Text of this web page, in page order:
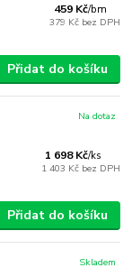
459 Kč/bm
379 Kč bez DPH
Přidat do košíku
1 698 Kč/ks
1 403 Kč bez DPH
Na dotaz
Přidat do košíku
Skladem